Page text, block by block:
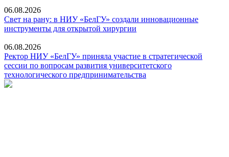
06.08.2026
Свет на рану: в НИУ «БелГУ» создали инновационные
инструменты для открытой хирургии
06.08.2026
Ректор НИУ «БелГУ» приняла участие в стратегической
сессии по вопросам развития университетского
технологического предпринимательства